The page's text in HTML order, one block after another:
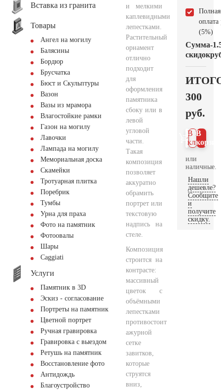
Вставка из гранита
Товары
Ангел на могилу
Балясины
Бордюр
Брусчатка
Бюст и Скульптуры
Вазон
Вазы из мрамора
Влагостойкие рамки
Газон на могилу
Лавочки
Лампада на могилу
Мемориальная доска
Скамейки
Тротуарная плитка
Поребрик
Тумбы
Урна для праха
Фото на памятник
Фотоовалы
Шары
Сaggiati
Услуги
Памятник в 3D
Эскиз - согласование
Портреты на памятник
Цветной портрет
Ручная гравировка
Гравировка с выездом
Ретушь на памятник
Восстановление фото
Антидождь
Благоустройство
и мелкими
каплевидными
лепестками.
Растительный
орнамент
отлично
подходит
для
оформления
памятника
сбоку или в
левой
угловой
части.
Такая
композиция
позволяет
аккуратно
обрамить
портрет или
текстовую
надпись на
стеле.
Композиция
строится на
контрасте:
массивный
цветок с
объёмными
лепестками
противостоит
ажурной
сетке
завитков,
которые
струятся
вниз,
Полная
оплата
(5%)
Сумма
скидок
-
300
руб.
В
В 1
клик
или
наличные.
Нашли
дешевле?
Сообщите
и
получите
скидку.